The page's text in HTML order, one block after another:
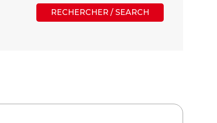
RECHERCHER / SEARCH